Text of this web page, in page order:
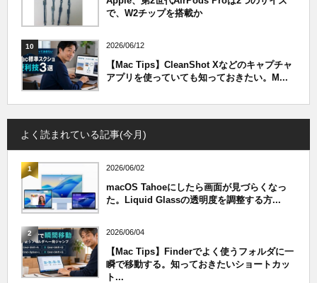
で、W2チップを搭載か
10 2026/06/12
【Mac Tips】CleanShot Xなどのキャプチャ
アプリを使っていても知っておきたい。M...
よく読まれている記事(今月)
1 2026/06/02
macOS Tahoeにしたら画面が見づらくなっ
た。Liquid Glassの透明度を調整する方...
2 2026/06/04
【Mac Tips】Finderでよく使うフォルダに一
瞬で移動する。知っておきたいショートカッ
ト...